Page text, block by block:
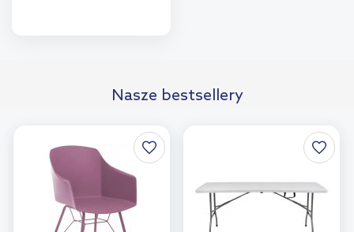
porównaniaNasze bestsellery